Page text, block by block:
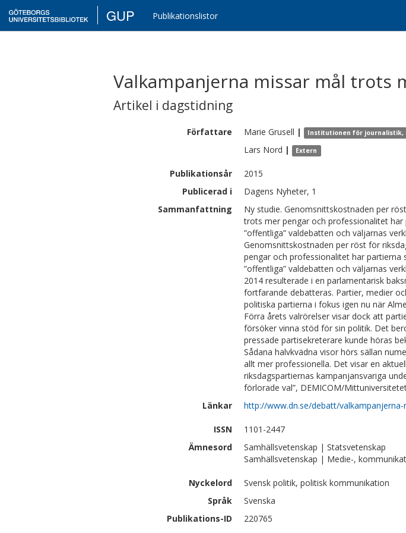
GUP Publikationslistor
Valkampanjerna missar mål trots
Artikel i dagstidning
Författare Marie Grusell | Institutionen för journalistik,
Lars Nord | Extern
Publikationsår
2015
Publicerad i
Dagens Nyheter, 1
Sammanfattning
Ny studie. Genomsnittskostnaden per
trots mer pengar och ­professionalitet
”offentliga” ­valdebatten och ­väljarnas
Genomsnittskostnaden per röst för
pengar och ­professionalitet har parti­erna
”offentliga” ­valdebatten och ­väljarnas
2014 resulterade i en parlamentarisk
fortfarande debatteras. Partier, medier
politiska partierna i fokus igen nu när
Förra årets valrörelser visar dock att
försöker vinna stöd för sin politik. Det
pressade partisekreterare kunde höras
Sådana halvkvädna visor hörs sällan
allt mer professionella. Det visar en
riksdagspartiernas kampanjansvariga
förlorade val”, DEMICOM/
Länkar
http://www.dn.se/debatt/
ISSN
1101-2447
Ämnesord
Samhällsvetenskap | Statsvetenskap
Samhällsvetenskap | Medie-,
Nyckelord
Svensk politik, politisk kommunikation
Språk
Svenska
Publikations-ID
220765